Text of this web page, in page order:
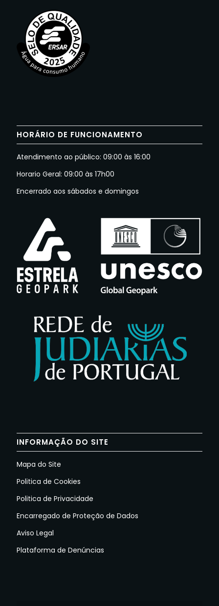
HORÁRIO DE FUNCIONAMENTO
Atendimento ao público: 09:00 às 16:00
Horario Geral: 09:00 às 17h00
Encerrado aos sábados e domingos
INFORMAÇÃO DO SITE
Mapa do Site
Politica de Cookies
Politica de Privacidade
Encarregado de Proteção de Dados
Aviso Legal
Plataforma de Denúncias